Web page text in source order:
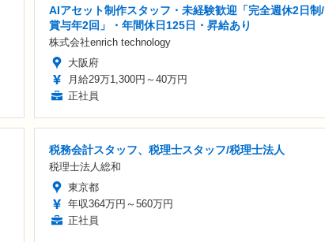
AIアセット制作スタッフ・未経験歓迎「完全週休2日制/
賞与年2回」・年間休日125日・昇給あり
株式会社enrich technology
大阪府
月給29万1,300円～40万円
正社員
税務会計スタッフ、税理士スタッフ/税理士法人
税理士法人総和
東京都
年収364万円～560万円
正社員